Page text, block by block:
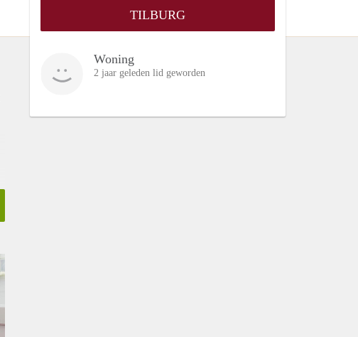
TILBURG
Woning
2 jaar geleden lid geworden